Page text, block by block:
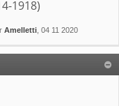
1918)
Amelletti , 04 11 2020